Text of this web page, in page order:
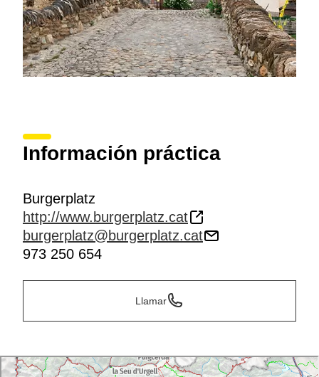
Información práctica
Burgerplatz
http://www.burgerplatz.cat
burgerplatz@burgerplatz.cat
973 250 654
Llamar